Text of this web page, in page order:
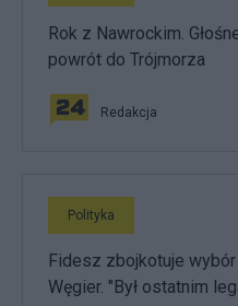
Rok z Nawrockim.
powrót do Trójmorza
Redakcja
Polityka
Fidesz zbojkotuje
Węgier. "Był ostatnim